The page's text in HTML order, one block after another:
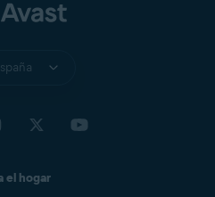
el hogar